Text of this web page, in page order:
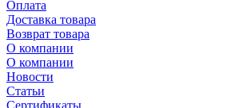
Оплата
Доставка товара
Возврат товара
О компании
О компании
Новости
Статьи
Сертификаты